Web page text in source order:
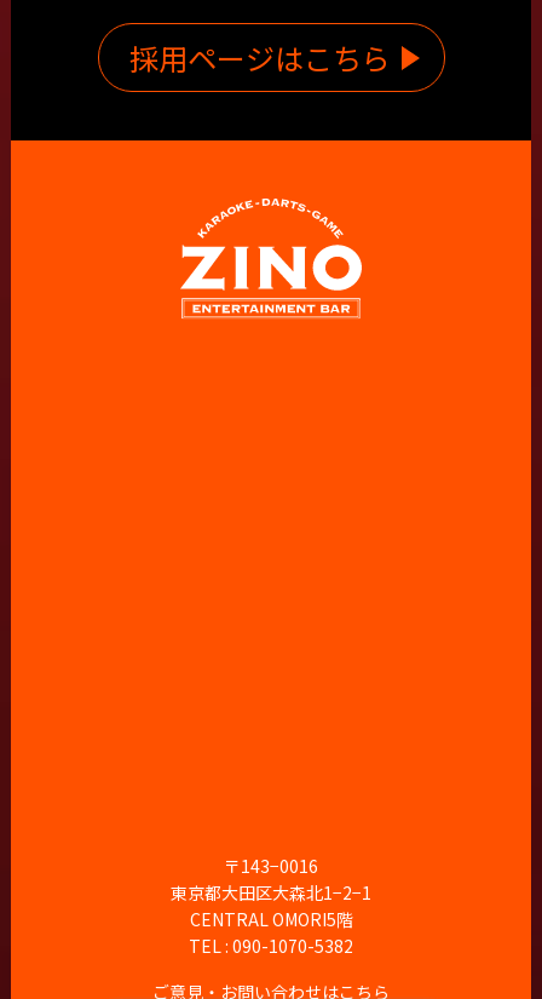
採用ページはこちら
〒143−0016
東京都大田区大森北1−2−1
CENTRAL OMORI5階
TEL : 090-1070-5382
ご意見・お問い合わせはこちら